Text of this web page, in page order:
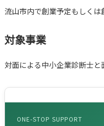
流山市内で創業予定もしく
対象事業
対面による中小企業診断士と
ONE-STOP SUPPORT